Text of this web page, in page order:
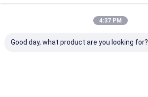
4:37 PM
Good day, what product are you looking for?